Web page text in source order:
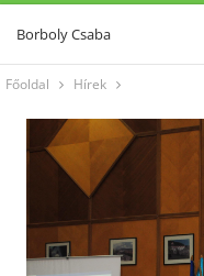
Borboly Csaba
Főoldal Hírek